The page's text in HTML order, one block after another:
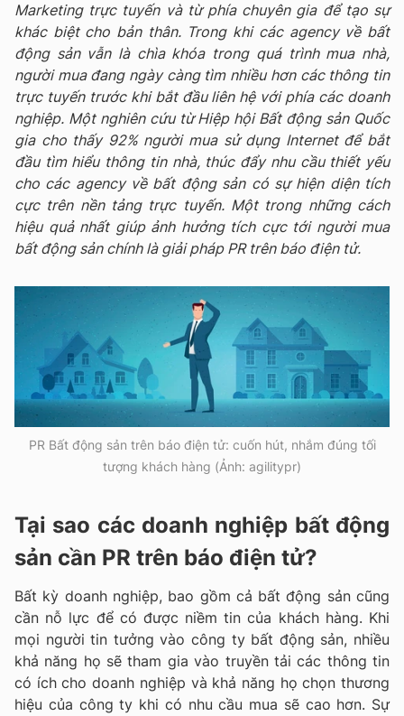
Marketing trực tuyến và từ phía chuyên gia để tạo sự
khác biệt cho bản thân. Trong khi các agency về bất
động sản vẫn là chìa khóa trong quá trình mua nhà,
người mua đang ngày càng tìm nhiều hơn các thông tin
trực tuyến trước khi bắt đầu liên hệ với phía các doanh
nghiệp. Một nghiên cứu từ Hiệp hội Bất động sản Quốc
gia cho thấy 92% người mua sử dụng Internet để bắt
đầu tìm hiểu thông tin nhà, thúc đẩy nhu cầu thiết yếu
cho các agency về bất động sản có sự hiện diện tích
cực trên nền tảng trực tuyến. Một trong những cách
hiệu quả nhất giúp ảnh hưởng tích cực tới người mua
bất động sản chính là giải pháp PR trên báo điện tử.
PR Bất động sản trên báo điện tử: cuốn hút, nhắm đúng tối
tượng khách hàng (Ảnh: agilitypr)
Tại sao các doanh nghiệp bất động
sản cần PR trên báo điện tử?
Bất kỳ doanh nghiệp, bao gồm cả bất động sản cũng
cần nỗ lực để có được niềm tin của khách hàng. Khi
mọi người tin tưởng vào công ty bất động sản, nhiều
khả năng họ sẽ tham gia vào truyền tải các thông tin
có ích cho doanh nghiệp và khả năng họ chọn thương
hiệu của công ty khi có nhu cầu mua sẽ cao hơn. Sự